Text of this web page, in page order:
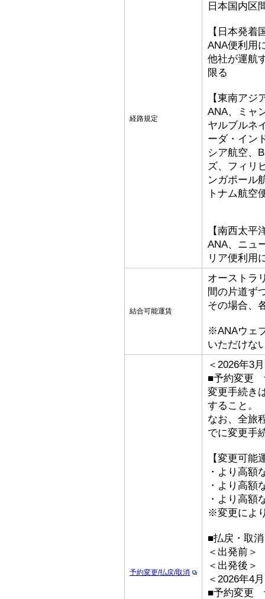
経路規定
日本国内区
【日本発着
ANA便利用
他社が運航
限る
【東南アジ
ANA、ミャ
ヤルブルネ
ーダ・イン
シア航空、
ズ、フィリ
ンガポール
トナム航空
【南西太平
ANA、ニュ
リア便利用
結合可能運賃
オーストラ
間の片道ず
その場合、
※ANAウェ
いただけな
予約変更/払戻/取消
＜2026年3
■予約変更
変更手続き
すること。
なお、全旅
でに変更手
【変更可能
・より高額
・より高額
・より高額
※変更によ
■払戻・取消
＜出発前＞
＜出発後
＜2026年4
■予約変更